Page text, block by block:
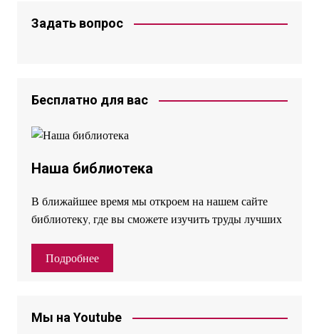
Задать вопрос
Бесплатно для вас
Наша библиотека
В ближайшее время мы откроем на нашем сайте
библиотеку, где вы сможете изучить труды лучших
Подробнее
Мы на Youtube